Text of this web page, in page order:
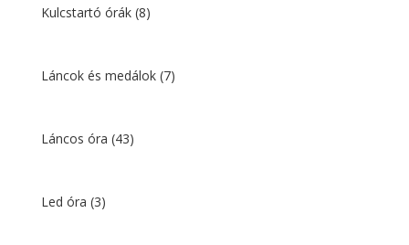
Kulcstartó órák (8)
Láncok és medálok (7)
Láncos óra (43)
Led óra (3)